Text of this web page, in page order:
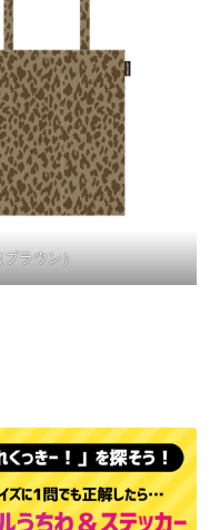
ラウン）